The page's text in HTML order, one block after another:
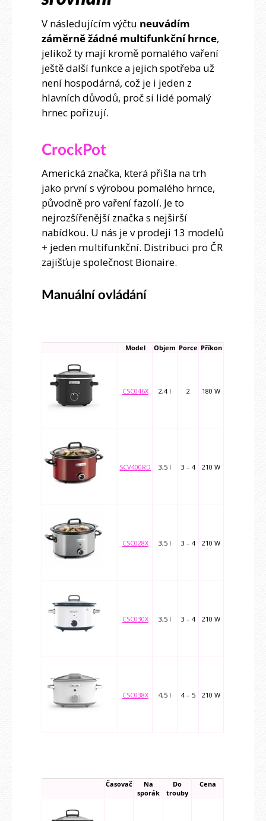
V následujícím výčtu neuvádím
záměrně žádné multifunkční hrnce,
jelikož ty mají kromě pomalého vaření
ještě další funkce a jejich spotřeba už
není hospodárná, což je i jeden z
hlavních důvodů, proč si lidé pomalý
hrnec pořizují.
CrockPot
Americká značka, která přišla na trh
jako první s výrobou pomalého hrnce,
původně pro vaření fazolí. Je to
nejrozšířenější značka s nejširší
nabídkou. U nás je v prodeji 13 modelů
+ jeden multifunkční. Distribuci pro ČR
zajišťuje společnost Bionaire.
Manuální ovládání
Model Objem Porce Příkon
CSC046X 2,4 l 2 180 W
SCV400RD 3,5 l 3 – 4 210 W
CSC028X 3,5 l 3 – 4 210 W
CSC030X 3,5 l 3 – 4 210 W
CSC038X 4,5 l 4 – 5 210 W
Časovač
Na
sporák
Do
trouby
Cena